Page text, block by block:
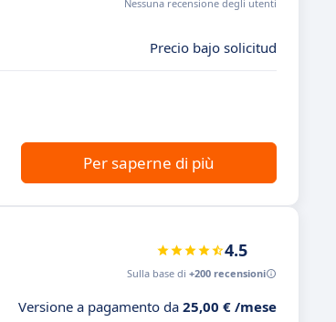
Nessuna recensione degli utenti
Precio bajo solicitud
Per saperne di più
4.5
Sulla base di +200 recensioni
Versione a pagamento da 25,00 € /mese